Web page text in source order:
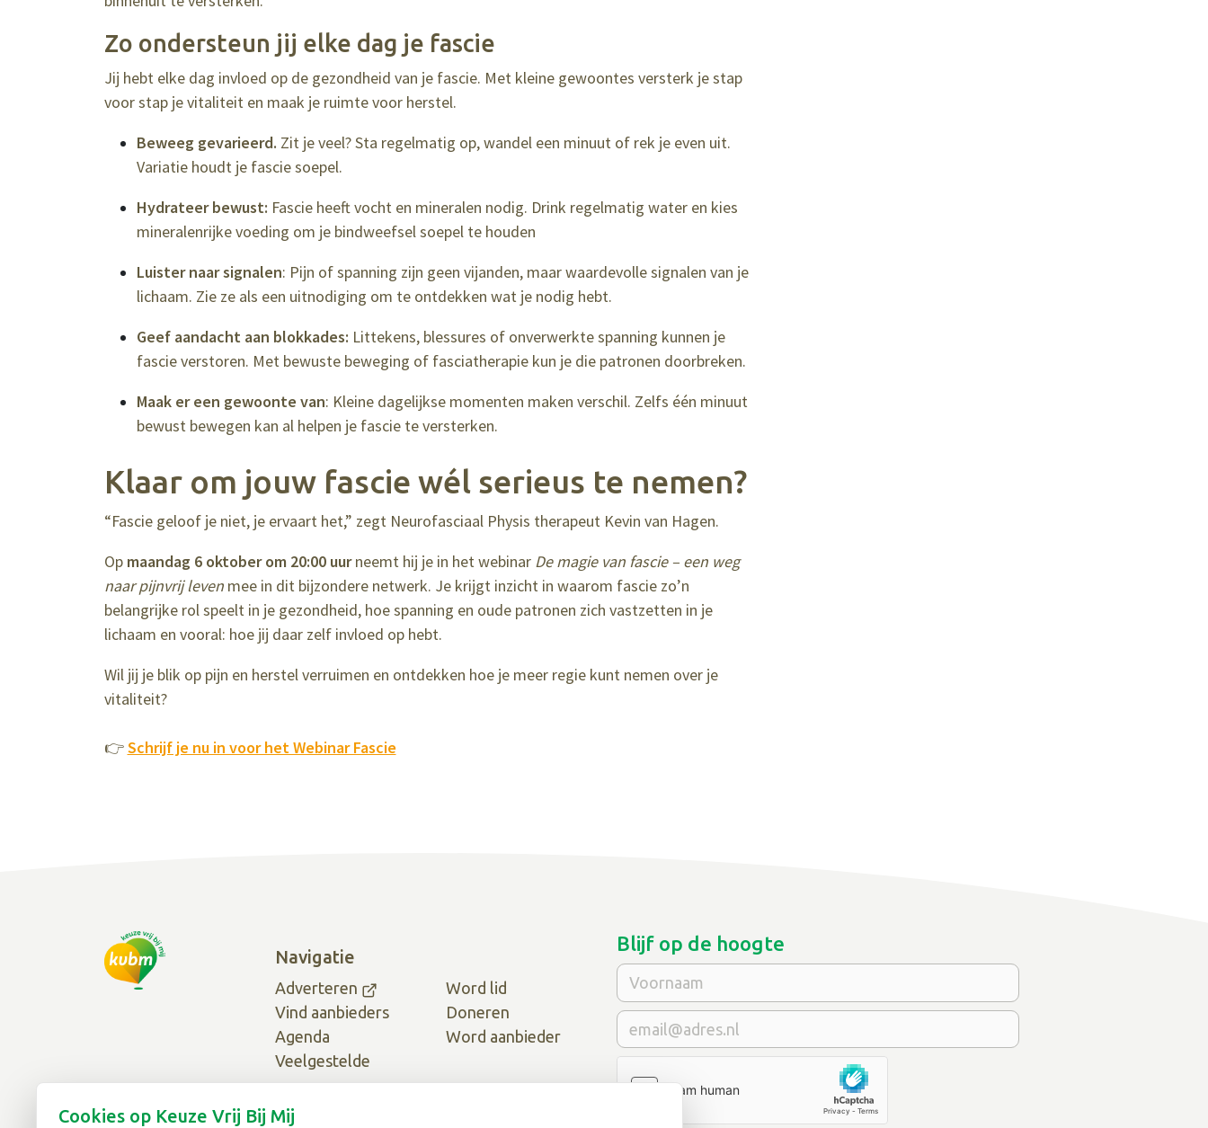
Zo ondersteun jij elke dag je fascie
Jij hebt elke dag invloed op de gezondheid van je fascie. Met kleine gewoontes versterk je stap
voor stap je vitaliteit en maak je ruimte voor herstel.
Beweeg gevarieerd. Zit je veel? Sta regelmatig op, wandel een minuut of rek je even uit.
Variatie houdt je fascie soepel.
Hydrateer bewust: Fascie heeft vocht en mineralen nodig. Drink regelmatig water en kies
mineralenrijke voeding om je bindweefsel soepel te houden
Luister naar signalen: Pijn of spanning zijn geen vijanden, maar waardevolle signalen van je
lichaam. Zie ze als een uitnodiging om te ontdekken wat je nodig hebt.
Geef aandacht aan blokkades: Littekens, blessures of onverwerkte spanning kunnen je
fascie verstoren. Met bewuste beweging of fasciatherapie kun je die patronen doorbreken.
Maak er een gewoonte van: Kleine dagelijkse momenten maken verschil. Zelfs één minuut
bewust bewegen kan al helpen je fascie te versterken.
Klaar om jouw fascie wél serieus te nemen?
“Fascie geloof je niet, je ervaart het,” zegt Neurofasciaal Physis therapeut Kevin van Hagen.
Op maandag 6 oktober om 20:00 uurneemt hij je in het webinar De magie van fascie – een weg
naar pijnvrij levenmee in dit bijzondere netwerk. Je krijgt inzicht in waarom fascie zo’n
belangrijke rol speelt in je gezondheid, hoe spanning en oude patronen zich vastzetten in je
lichaam en vooral: hoe jij daar zelf invloed op hebt.
Wil jij je blik op pijn en herstel verruimen en ontdekken hoe je meer regie kunt nemen over je
vitaliteit?
👉Schrijf je nu in voor het Webinar Fascie
Navigatie
Adverteren
Vind aanbieders
Agenda
Veelgestelde
vragen
Over ons
Word lid
Doneren
Word aanbieder
Blijf op de hoogte
Cookies op Keuze Vrij Bij Mij